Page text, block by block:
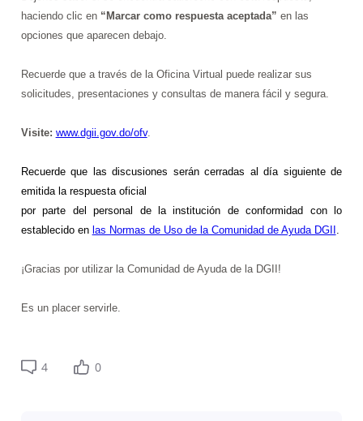
haciendo clic en “Marcar como respuesta aceptada” en las
opciones que aparecen debajo.
Recuerde que a través de la Oficina Virtual puede realizar sus
solicitudes, presentaciones y consultas de manera fácil y segura.
Visite: www.dgii.gov.do/ofv.
Recuerde que
las discusiones serán cerradas al día siguiente de
emitida la respuesta oficial
por parte del personal de la institución de conformidad con lo
establecido en las Normas de Uso de la Comunidad de Ayuda DGII .
¡Gracias por utilizar la Comunidad de Ayuda de la DGII!
Es un placer servirle.
4 0